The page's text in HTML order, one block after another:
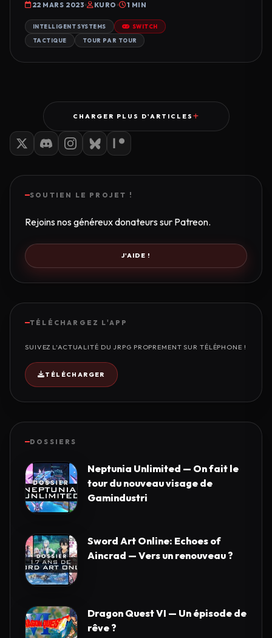
22 MARS 2023 KURO 1 MIN
INTELLIGENT SYSTEMS SWITCH
TACTIQUE TOUR PAR TOUR
CHARGER PLUS D'ARTICLES
SOUTIEN LE PROJET !
Rejoins nos généreux donateurs sur Patreon.
J'AIDE !
TÉLÉCHARGEZ L'APP
SUIVEZ L'ACTUALITÉ DU JRPG PROPREMENT SUR TÉLÉPHONE !
TÉLÉCHARGER
DOSSIERS
Neptunia Unlimited — On fait le
tour du nouveau visage de
Gamindustri
Sword Art Online: Echoes of
Aincrad — Vers un renouveau ?
Dragon Quest VI — Un épisode de
rêve ?